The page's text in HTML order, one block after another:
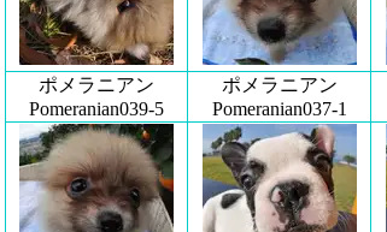
ポメラニアン
Pomeranian039-5
ポメラニアン
Pomeranian037-1